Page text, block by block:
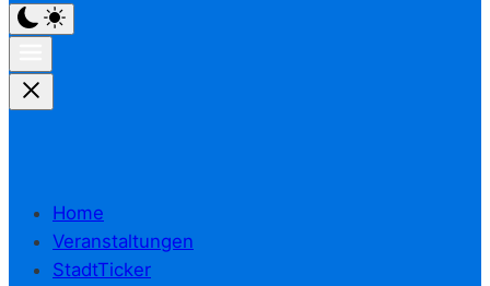
Home
Veranstaltungen
StadtTicker